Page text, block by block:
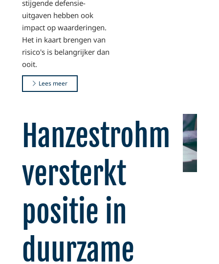
stijgende defensie-
uitgaven hebben ook
impact op waarderingen.
Het in kaart brengen van
risico's is belangrijker dan
ooit.
Lees meer
Hanzestrohm
versterkt
positie in
duurzame